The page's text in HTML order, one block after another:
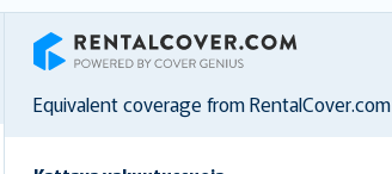
RentalCover
Equivalent coverage from RentalCover.com